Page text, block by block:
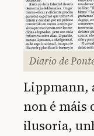
Diario de
Lippmann,
non é máis
ilusoria,